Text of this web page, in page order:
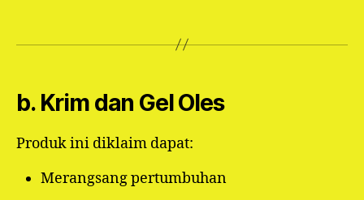
b. Krim dan Gel Oles
Produk ini diklaim dapat:
Merangsang pertumbuhan